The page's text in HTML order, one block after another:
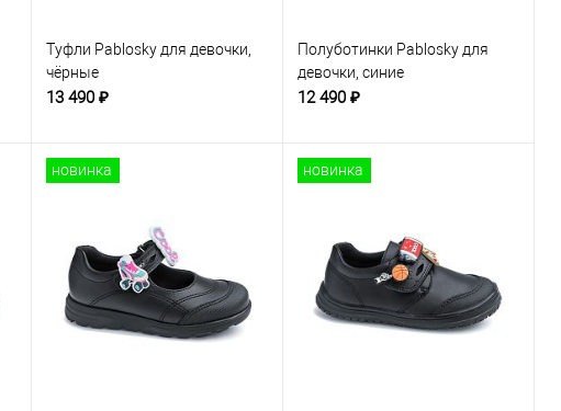
Туфли Pablosky для девочки,
чёрные
13 490 ₽
Полуботинки Pablosky для
девочки, синие
12 490 ₽
новинка новинка